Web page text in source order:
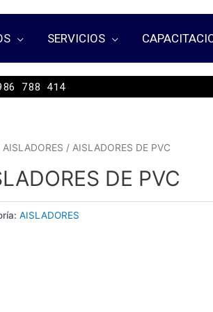
SERVICIOS
eye.com / ✆ 986 788 414
AISLADORES / AISLADORES DE PVC
DE PVC
AISLADORES